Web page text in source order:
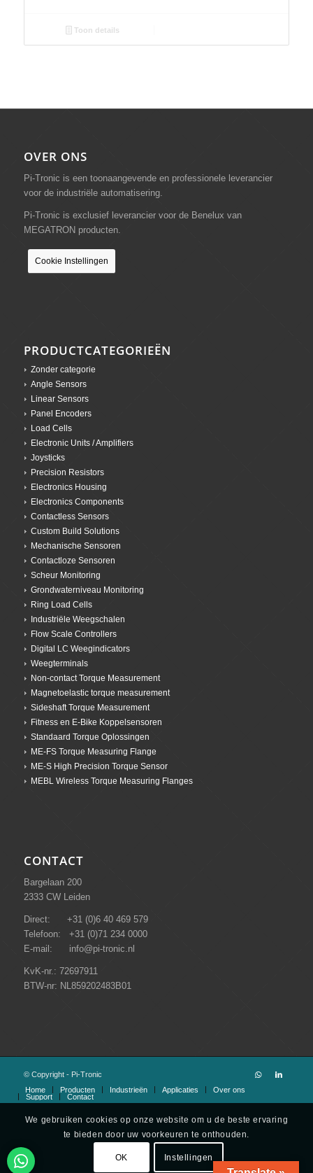
Toon details
OVER ONS
Pi-Tronic is een toonaangevende en professionele leverancier
voor de industriële automatisering.
Pi-Tronic is exclusief leverancier voor de Benelux van
MEGATRON producten.
Cookie Instellingen
PRODUCTCATEGORIEËN
Zonder categorie
Angle Sensors
Linear Sensors
Panel Encoders
Load Cells
Electronic Units / Amplifiers
Joysticks
Precision Resistors
Electronics Housing
Electronics Components
Contactless Sensors
Custom Build Solutions
Mechanische Sensoren
Contactloze Sensoren
Scheur Monitoring
Grondwaterniveau Monitoring
Ring Load Cells
Industriële Weegschalen
Flow Scale Controllers
Digital LC Weegindicators
Weegterminals
Non-contact Torque Measurement
Magnetoelastic torque measurement
Sideshaft Torque Measurement
Fitness en E-Bike Koppelsensoren
Standaard Torque Oplossingen
ME-FS Torque Measuring Flange
ME-S High Precision Torque Sensor
MEBL Wireless Torque Measuring Flanges
CONTACT
Bargelaan 200
2333 CW Leiden
Direct: +31 (0)6 40 469 579
Telefoon: +31 (0)71 234 0000
E-mail: info@pi-tronic.nl
KvK-nr.: 72697911
BTW-nr: NL859202483B01
© Copyright - Pi-Tronic
Home
Producten Industrieën Applicaties
Over ons
Support
Contact
We gebruiken cookies op onze website om u de beste ervaring
te bieden door uw voorkeuren te onthouden.
OK Instellingen